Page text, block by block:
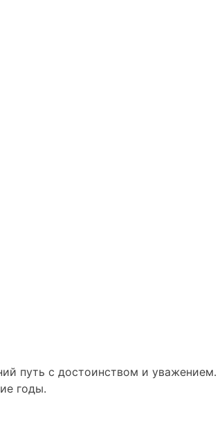
путь с достоинством и уважением.
годы.